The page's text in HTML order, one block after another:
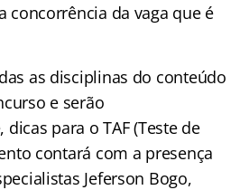
concorrência da vaga que é
as disciplinas do conteúdo
e serão
para o TAF (Teste de
contará com a presença
Jeferson Bogo,